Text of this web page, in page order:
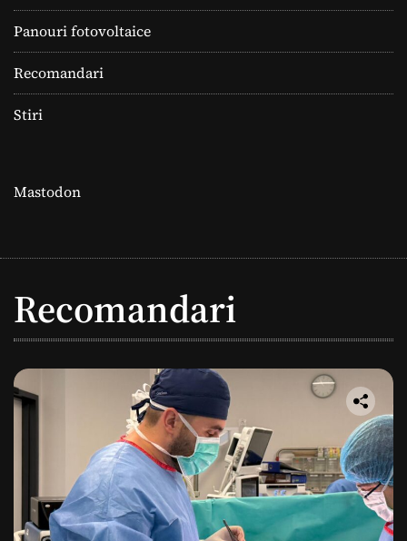
Panouri fotovoltaice
Recomandari
Stiri
Mastodon
Recomandari